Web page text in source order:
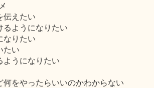
伝えたい
るようになりたい
なりたい
たい
ようになりたい
何をやったらいいのかわからない